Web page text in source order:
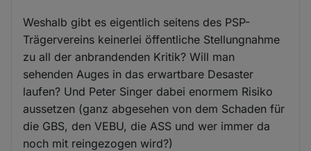
Weshalb gibt es eigentlich seitens des PSP-
Trägervereins keinerlei öffentliche Stellungnahme
zu all der anbrandenden Kritik? Will man
sehenden Auges in das erwartbare Desaster
laufen? Und Peter Singer dabei enormem Risiko
aussetzen (ganz abgesehen von dem Schaden für
die GBS, den VEBU, die ASS und wer immer da
noch mit reingezogen wird?)